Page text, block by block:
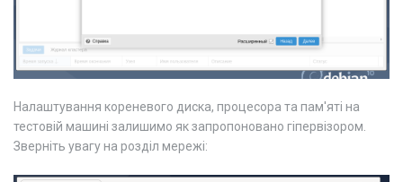
Налаштування кореневого диска, процесора та пам'яті на
тестовій машині залишимо як запропоновано гіпервізором.
Зверніть увагу на розділ мережі: